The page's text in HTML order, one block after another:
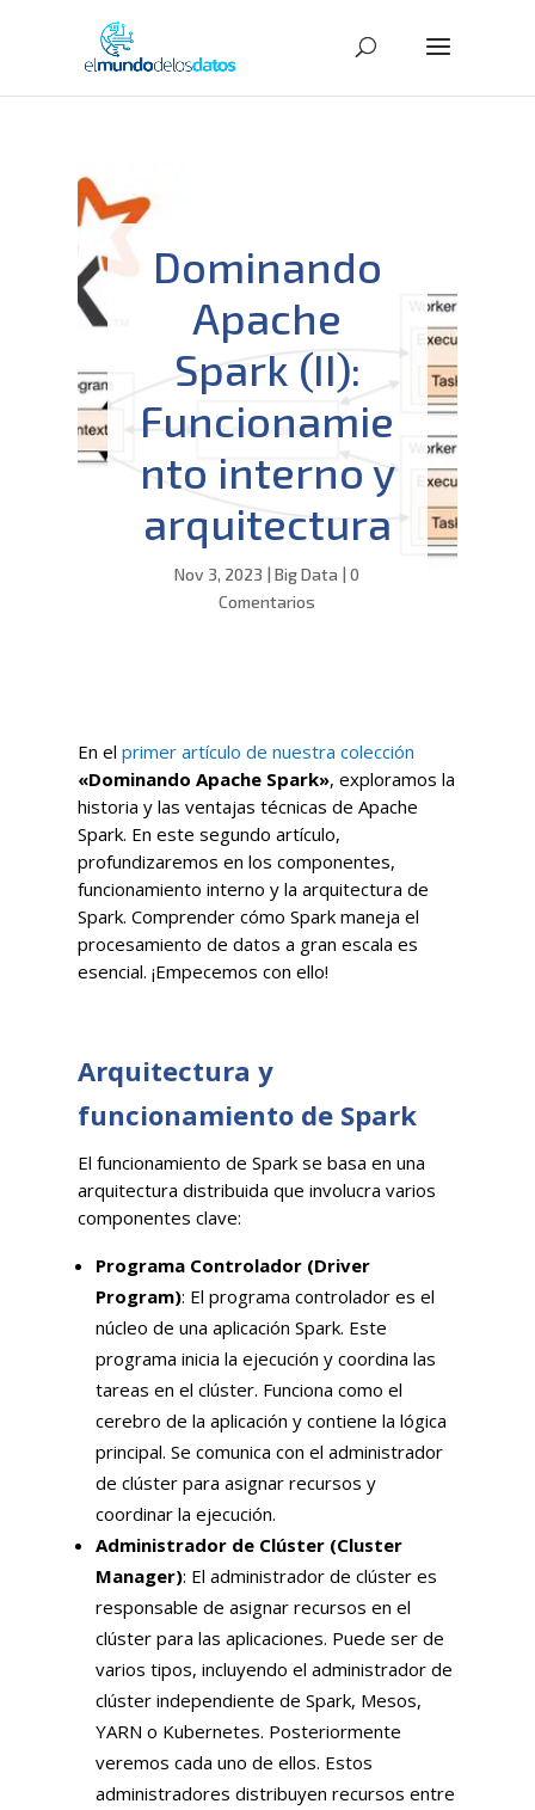
Dominando
Apache
Spark (II):
Funcionamie
nto interno y
arquitectura
Nov 3, 2023 |Big Data |0
Comentarios
En el primer artículo de nuestra colección
«Dominando Apache Spark», exploramos la
historia y las ventajas técnicas de Apache
Spark. En este segundo artículo,
profundizaremos en los componentes,
funcionamiento interno y la arquitectura de
Spark. Comprender cómo Spark maneja el
procesamiento de datos a gran escala es
esencial. ¡Empecemos con ello!
Arquitectura y
funcionamiento de Spark
El funcionamiento de Spark se basa en una
arquitectura distribuida que involucra varios
componentes clave:
Programa Controlador (Driver
Program): El programa controlador es el
núcleo de una aplicación Spark. Este
programa inicia la ejecución y coordina las
tareas en el clúster. Funciona como el
cerebro de la aplicación y contiene la lógica
principal. Se comunica con el administrador
de clúster para asignar recursos y
coordinar la ejecución.
Administrador de Clúster (Cluster
Manager): El administrador de clúster es
responsable de asignar recursos en el
clúster para las aplicaciones. Puede ser de
varios tipos, incluyendo el administrador de
clúster independiente de Spark, Mesos,
YARN o Kubernetes. Posteriormente
veremos cada uno de ellos. Estos
administradores distribuyen recursos entre